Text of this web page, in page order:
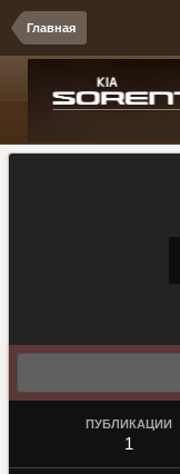
Главная
ПУБЛИКАЦИИ
1